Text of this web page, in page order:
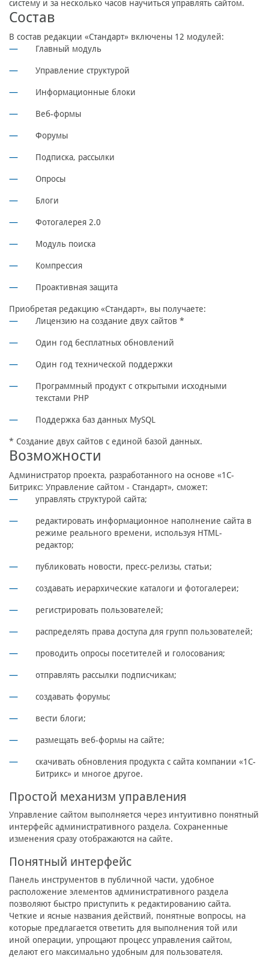
систему и за несколько часов научиться управлять сайтом.
Состав
В состав редакции «Стандарт» включены 12 модулей:
Главный модуль
Управление структурой
Информационные блоки
Веб-формы
Форумы
Подписка, рассылки
Опросы
Блоги
Фотогалерея 2.0
Модуль поиска
Компрессия
Проактивная защита
Приобретая редакцию «Стандарт», вы получаете:
Лицензию на создание двух сайтов *
Один год бесплатных обновлений
Один год технической поддержки
Программный продукт с открытыми исходными
текстами PHP
Поддержка баз данных MySQL
* Создание двух сайтов с единой базой данных.
Возможности
Администратор проекта, разработанного на основе «1С-
Битрикс: Управление сайтом - Стандарт», сможет:
управлять структурой сайта;
редактировать информационное наполнение сайта в
режиме реального времени, используя HTML-
редактор;
публиковать новости, пресс-релизы, статьи;
создавать иерархические каталоги и фотогалереи;
регистрировать пользователей;
распределять права доступа для групп пользователей;
проводить опросы посетителей и голосования;
отправлять рассылки подписчикам;
создавать форумы;
вести блоги;
размещать веб-формы на сайте;
скачивать обновления продукта с сайта компании «1С-
Битрикс» и многое другое.
Простой механизм управления
Управление сайтом выполняется через интуитивно понятный
интерфейс административного раздела. Сохраненные
изменения сразу отображаются на сайте.
Понятный интерфейс
Панель инструментов в публичной части, удобное
расположение элементов административного раздела
позволяют быстро приступить к редактированию сайта.
Четкие и ясные названия действий, понятные вопросы, на
которые предлагается ответить для выполнения той или
иной операции, упрощают процесс управления сайтом,
делают его максимально удобным для пользователя.